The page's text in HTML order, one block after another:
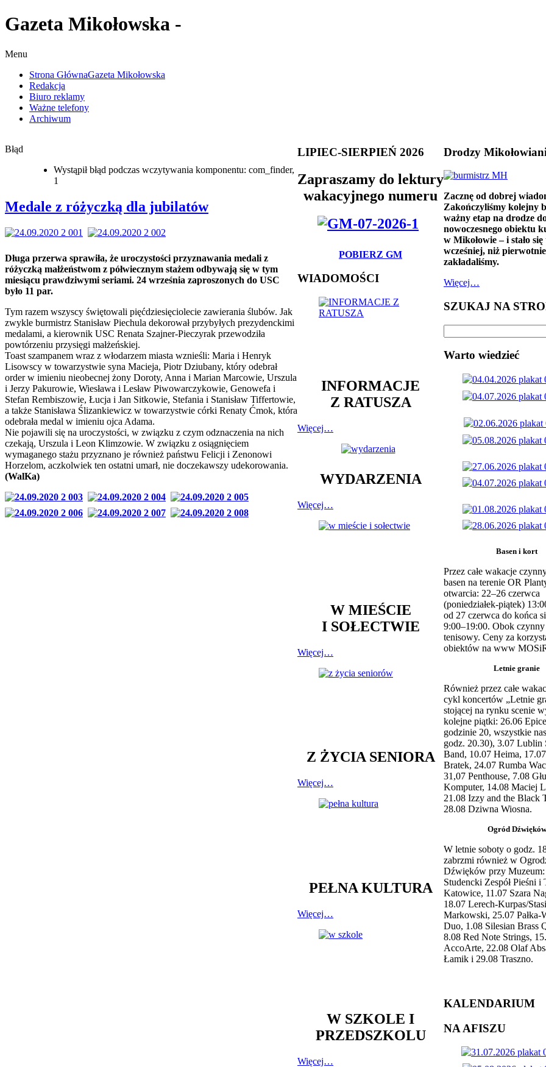
Gazeta Mikołowska -
Menu
Strona GłównaGazeta Mikołowska
Redakcja
Biuro reklamy
Ważne telefony
Archiwum
Błąd
Wystąpił błąd podczas wczytywania komponentu: com_finder,
1
Medale z różyczką dla jubilatów
Długa przerwa sprawiła, że uroczystości przyznawania medali z
różyczką małżeństwom z półwiecznym stażem odbywają się w tym
miesiącu prawdziwymi seriami. 24 września zaproszonych do USC
było 11 par.
Tym razem wszyscy świętowali pięćdziesięciolecie zawierania ślubów. Jak
zwykle burmistrz Stanisław Piechula dekorował przybyłych prezydenckimi
medalami, a kierownik USC Renata Szajner-Pieczyrak przewodziła
powtórzeniu przysięgi małżeńskiej.
Toast szampanem wraz z włodarzem miasta wznieśli: Maria i Henryk
Lisowscy w towarzystwie syna Macieja, Piotr Dziubany, który odebrał
order w imieniu nieobecnej żony Doroty, Anna i Marian Marcowie, Urszula
i Jerzy Pakurowie, Wiesława i Lesław Piwowarczykowie, Genowefa i
Stefan Rembiszowie, Łucja i Jan Sitkowie, Stefania i Stanisław Tiffertowie,
a także Stanisława Ślizankiewicz w towarzystwie córki Renaty Ćmok, która
odebrała medal w imieniu ojca Adama.
Nie pojawili się na uroczystości, w związku z czym odznaczenia na nich
czekają, Urszula i Leon Klimzowie. W związku z osiągnięciem
wymaganego stażu przyznano je również państwu Felicji i Zenonowi
Horzelom, aczkolwiek ten ostatni umarł, nie doczekawszy udekorowania.
(WalKa)
LIPIEC-SIERPIEŃ 2026
Zapraszamy do lektury
wakacyjnego numeru
POBIERZ GM
WIADOMOŚCI
INFORMACJE
Z RATUSZA
Więcej…
WYDARZENIA
Więcej…
W MIEŚCIE
I SOŁECTWIE
Więcej…
Z ŻYCIA SENIORA
Więcej…
PEŁNA KULTURA
Więcej…
W SZKOLE I
PRZEDSZKOLU
Więcej…
Drodzy
Zacznę od dobrej
Zakończyliśmy kolejny
ważny etap na drodze
nowoczesnego obiektu
w Mikołowie – i stało się
wcześniej, niż pierwotnie
zakładaliśmy.
Więcej…
SZUKAJ NA
Warto wiedzieć
Basen i kort
Przez całe wakacje
basen na terenie OR
otwarcia: 22–26 czerwca
(poniedziałek-piątek)
od 27 czerwca do końca
9:00–19:00. Obok
tenisowy. Ceny za
obiektów na www
Letnie granie
Również przez całe
cykl koncertów „Letnie
stojącej na rynku scenie
kolejne piątki: 26.06
godzinie 20, wszystkie
godz. 20.30), 3.07 Lublin
Band, 10.07 Heima,
Bratek, 24.07 Rumba
31,07 Penthouse, 7.08
Komputer, 14.08 Maciej
21.08 Izzy and the Black
28.08 Dziwna Wiosna.
Ogród Dźwięków
W letnie soboty o godz.
zabrzmi również w
Dźwięków przy
Studencki Zespół Pieśni i
Katowice, 11.07 Szara
18.07 Lerech-Kurpas/
Markowski, 25.07 Pałka-
Duo, 1.08 Silesian Brass
8.08 Red Note Strings,
AccoArte, 22.08 Olaf
Łamik i 29.08 Traszno.
KALENDARIUM
NA AFISZU